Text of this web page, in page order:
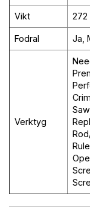
Vikt 272
Fodral Ja,
Verktyg